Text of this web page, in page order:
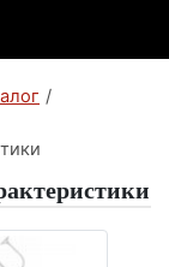
/